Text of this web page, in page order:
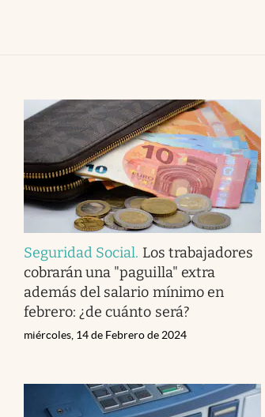
Seguridad Social. Los trabajadores
cobrarán una "paguilla" extra
además del salario mínimo en
febrero: ¿de cuánto será?
miércoles, 14 de Febrero de 2024